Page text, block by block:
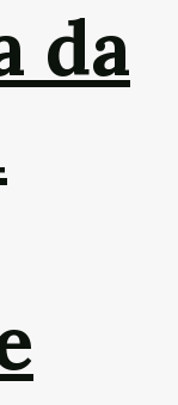
da